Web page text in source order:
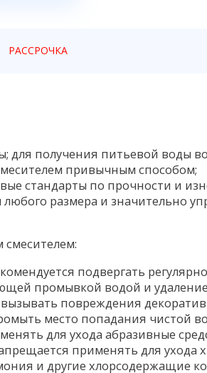
РАССРОЧКА
получения питьевой воды
привычным способом;
стандарты по прочности и
размера и значительно
подвергать
промывкой водой и
повреждения
место попадания чистой
для ухода абразивные
применять для ухода
и другие хлорсодержащие